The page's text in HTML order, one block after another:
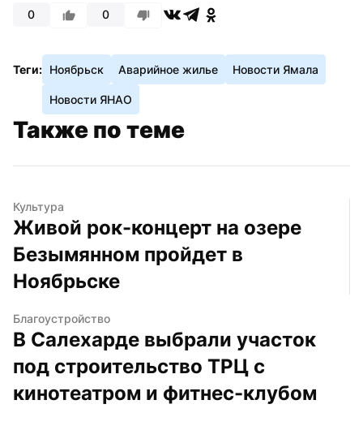
0 0
Теги: Ноябрьск Аварийное жилье Новости Ямала
Новости ЯНАО
Также по теме
Культура
Живой рок-концерт на озере
Безымянном пройдет в
Ноябрьске
Благоустройство
В Салехарде выбрали участок
под строительство ТРЦ с
кинотеатром и фитнес-клубом